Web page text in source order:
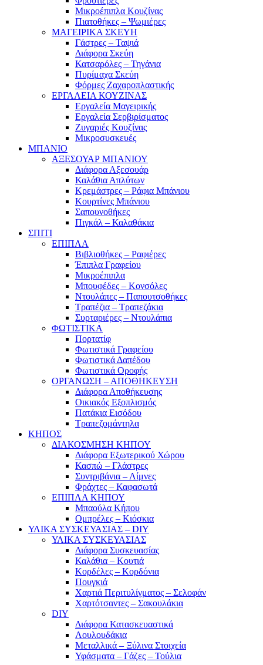
Μικροέπιπλα Κουζίνας
Πιατοθήκες – Ψωμιέρες
ΜΑΓΕΙΡΙΚΑ ΣΚΕΥΗ
Γάστρες – Ταψιά
Διάφορα Σκεύη
Κατσαρόλες – Τηγάνια
Πυρίμαχα Σκεύη
Φόρμες Ζαχαροπλαστικής
ΕΡΓΑΛΕΙΑ ΚΟΥΖΙΝΑΣ
Εργαλεία Μαγειρικής
Εργαλεία Σερβιρίσματος
Ζυγαριές Κουζίνας
Μικροσυσκευές
ΜΠΑΝΙΟ
ΑΞΕΣΟΥΑΡ ΜΠΑΝΙΟΥ
Διάφορα Αξεσουάρ
Καλάθια Απλύτων
Κρεμάστρες – Ράφια Μπάνιου
Κουρτίνες Μπάνιου
Σαπουνοθήκες
Πιγκάλ – Καλαθάκια
ΣΠΙΤΙ
ΕΠΙΠΛΑ
Βιβλιοθήκες – Ραφιέρες
Έπιπλα Γραφείου
Μικροέπιπλα
Μπουφέδες – Κονσόλες
Ντουλάπες – Παπουτσοθήκες
Τραπέζια – Τραπεζάκια
Συρταριέρες – Ντουλάπια
ΦΩΤΙΣΤΙΚΑ
Πορτατίφ
Φωτιστικά Γραφείου
Φωτιστικά Δαπέδου
Φωτιστικά Οροφής
ΟΡΓΑΝΩΣΗ – ΑΠΟΘΗΚΕΥΣΗ
Διάφορα Αποθήκευσης
Οικιακός Εξοπλισμός
Πατάκια Εισόδου
Τραπεζομάντηλα
ΚΗΠΟΣ
ΔΙΑΚΟΣΜΗΣΗ ΚΗΠΟΥ
Διάφορα Εξωτερικού Χώρου
Κασπώ – Γλάστρες
Συντριβάνια – Λίμνες
Φράχτες – Καφασωτά
ΕΠΙΠΛΑ ΚΗΠΟΥ
Μπαούλα Κήπου
Ομπρέλες – Κιόσκια
ΥΛΙΚΑ ΣΥΣΚΕΥΑΣΙΑΣ – DIY
ΥΛΙΚΑ ΣΥΣΚΕΥΑΣΙΑΣ
Διάφορα Συσκευασίας
Καλάθια – Κουτιά
Κορδέλες – Κορδόνια
Πουγκιά
Χαρτιά Περιτυλίγματος – Σελοφάν
Χαρτότσαντες – Σακουλάκια
DIY
Διάφορα Κατασκευαστικά
Λουλουδάκια
Μεταλλικά – Ξύλινα Στοιχεία
Υφάσματα – Γάζες – Τούλια